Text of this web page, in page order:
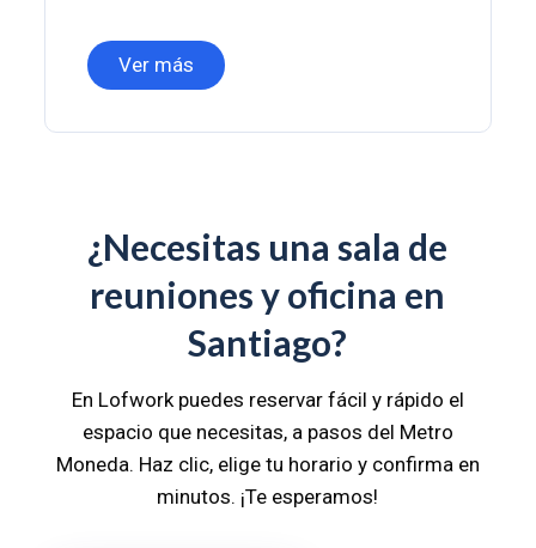
Ver más
¿Necesitas una sala de
reuniones y oficina en
Santiago?
En Lofwork puedes reservar fácil y rápido el
espacio que necesitas, a pasos del Metro
Moneda. Haz clic, elige tu horario y confirma en
minutos. ¡Te esperamos!